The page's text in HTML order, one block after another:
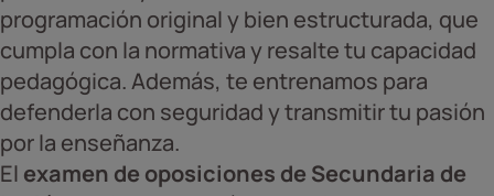
programación original y bien estructurada, que
cumpla con la normativa y resalte tu capacidad
pedagógica. Además, te entrenamos para
defenderla con seguridad y transmitir tu pasión
por la enseñanza.
El examen de oposiciones de Secundaria de